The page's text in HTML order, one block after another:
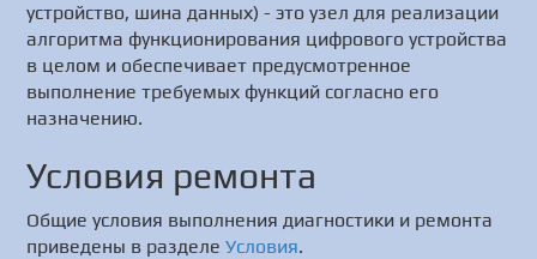
устройство, шина данных) - это узел для реализации
алгоритма функционирования цифрового устройства
в целом и обеспечивает предусмотренное
выполнение требуемых функций согласно его
назначению.
Условия ремонта
Общие условия выполнения диагностики и ремонта
приведены в разделеУсловия.